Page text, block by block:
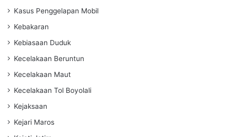
Kasus Penggelapan Mobil
Kebakaran
Kebiasaan Duduk
Kecelakaan Beruntun
Kecelakaan Maut
Kecelakaan Tol Boyolali
Kejaksaan
Kejari Maros